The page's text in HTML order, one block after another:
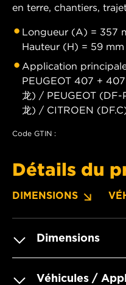
en terre, chantiers,
Longueur (A) = 357
Hauteur (H) = 59 mm
Application
PEUGEOT 407 +
龙) / PEUGEOT (DF-
龙) / CITROEN
Code GTIN :
Détails du
DIMENSIONS
Dimensions
Véhicules /